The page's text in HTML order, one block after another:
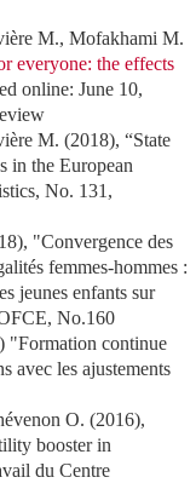
M., Mofakhami M.
everyone: the effects
online: June 10,
M. (2018), “State
in the European
No. 131,
"Convergence des
femmes-hommes :
jeunes enfants sur
No.160
"Formation continue
avec les ajustements
O. (2016),
booster in
du Centre